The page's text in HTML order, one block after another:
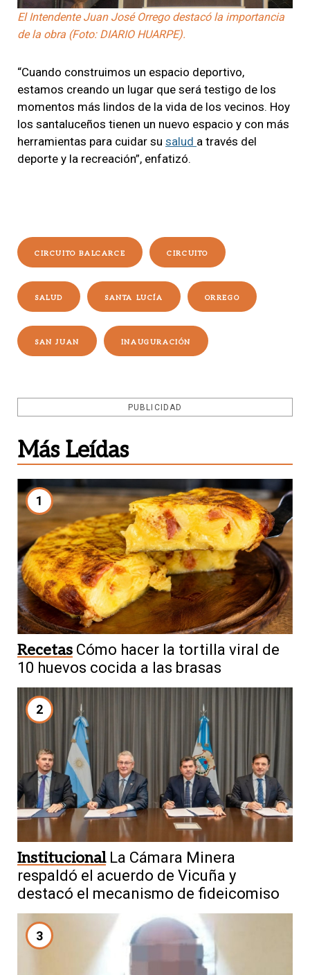
El Intendente Juan José Orrego destacó la importancia
de la obra (Foto: DIARIO HUARPE).
“Cuando construimos un espacio deportivo,
estamos creando un lugar que será testigo de los
momentos más lindos de la vida de los vecinos. Hoy
los santaluceños tienen un nuevo espacio y con más
herramientas para cuidar su salud a través del
deporte y la recreación”, enfatizó.
CIRCUITO BALCARCE CIRCUITO
SALUD SANTA LUCÍA ORREGO
SAN JUAN INAUGURACIÓN
PUBLICIDAD
Más Leídas
1
Recetas Cómo hacer la tortilla viral de
10 huevos cocida a las brasas
2
Institucional La Cámara Minera
respaldó el acuerdo de Vicuña y
destacó el mecanismo de fideicomiso
3